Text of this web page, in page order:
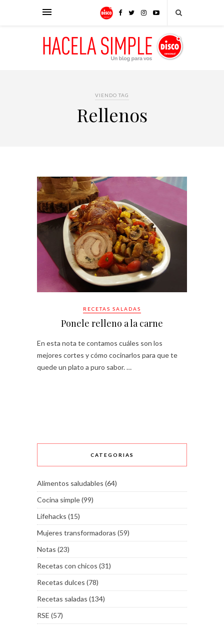
VIENDO TAG
Rellenos
RECETAS SALADAS
Ponele relleno a la carne
En esta nota te contamos cuáles son los
mejores cortes y cómo cocinarlos para que te
quede un plato a puro sabor. …
CATEGORIAS
Alimentos saludables (64)
Cocina simple(99)
Lifehacks (15)
Mujeres transformadoras (59)
Notas (23)
Recetas con chicos (31)
Recetas dulces (78)
Recetas saladas (134)
RSE (57)